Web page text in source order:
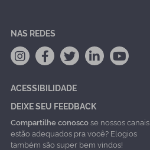
NAS REDES
ACESSIBILIDADE
DEIXE SEU FEEDBACK
Compartilhe conoscose nossos canais
estão adequados pra você? Elogios
também são super bem vindos!